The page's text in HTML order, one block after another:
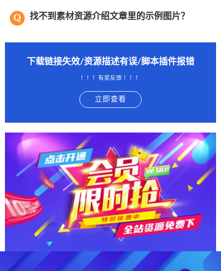
找不到素材资源介绍文章里的示例图片？
下载链接失效/资源描述有误/脚本插件报错
！！！有奖反馈 ！！！
立即查看